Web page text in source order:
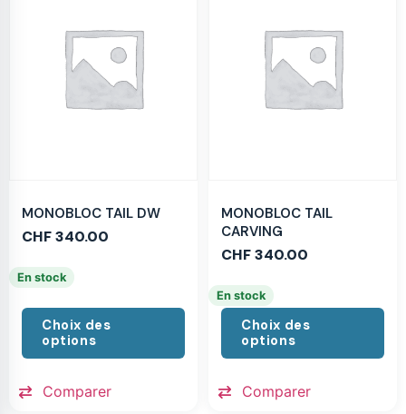
MONOBLOC TAIL DW
CHF340.00
En stock
Choix des
options
Comparer
MONOBLOC TAIL
CARVING
CHF340.00
En stock
Choix des
options
Comparer